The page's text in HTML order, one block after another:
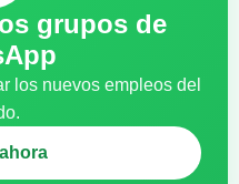
grupos de
los nuevos empleos del